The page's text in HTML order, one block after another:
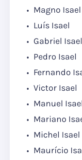
Magno Isael
Luís Isael
Gabriel Isael
Pedro Isael
Fernando
Victor Isael
Manuel
Mariano
Michel Isael
Maurício